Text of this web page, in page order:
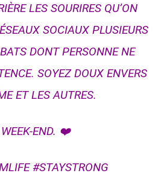
LES SOURIRES QU’ON
SOCIAUX PLUSIEURS
DONT PERSONNE NE
SOYEZ DOUX ENVERS
ET LES AUTRES.
END. ❤️
#STAYSTRONG